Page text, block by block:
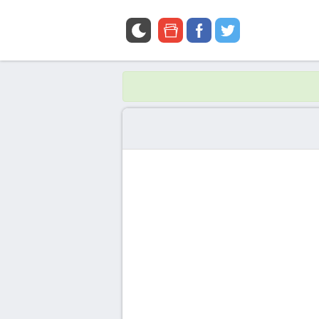
twitter
facebook
google